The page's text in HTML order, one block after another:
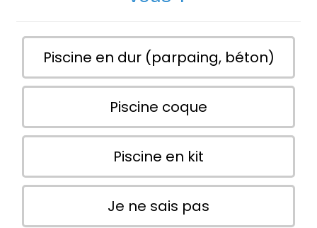
Piscine en dur (parpaing, béton)
Piscine coque
Piscine en kit
Je ne sais pas